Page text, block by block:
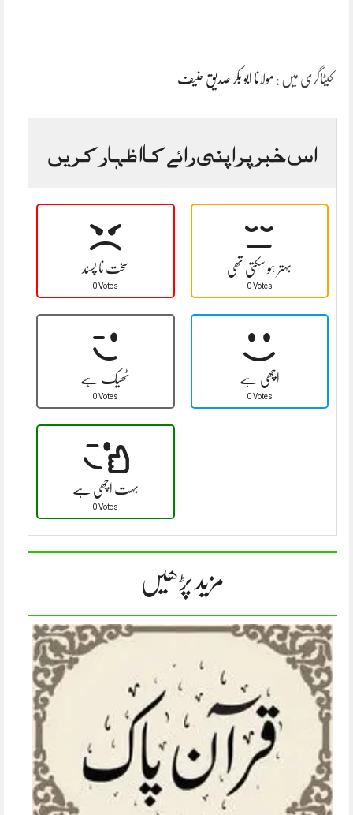
کیٹاگری میں : مولانا ابو بکر صدیق حنیف
اس خبر پر اپنی رائے کا اظہار کریں
سخت نا پسند
0 Votes
بہتر ہو سکتی تھی
0 Votes
ٹھیک ہے
0 Votes
اچھی ہے
0 Votes
بہت اچھی ہے
0 Votes
مزید پڑھیں